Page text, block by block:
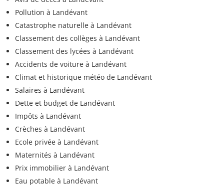
Pollution à Landévant
Catastrophe naturelle à Landévant
Classement des collèges à Landévant
Classement des lycées à Landévant
Accidents de voiture à Landévant
Climat et historique météo de Landévant
Salaires à Landévant
Dette et budget de Landévant
Impôts à Landévant
Crèches à Landévant
Ecole privée à Landévant
Maternités à Landévant
Prix immobilier à Landévant
Eau potable à Landévant